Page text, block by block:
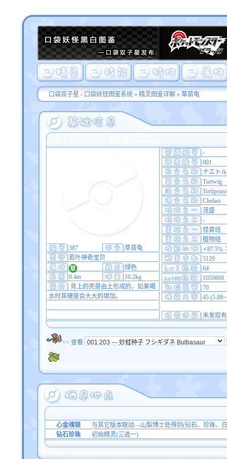
口袋双子星 - 口袋妖怪图鉴系统» 精灵图鉴详解» 草苗龟
-
001
ナエトル
Turtwig
Chelast
茂盛
-
怪兽组
植物组
5120
64
1059860
70
45
未发现
387
草苗龟
若叶神奇宝贝
绿色
0.4m
10.2kg
背上的壳是由土形成的，如果喝
水时其硬度会大大的增加。
<< 查看
心金魂银
与其它版本联动—山梨博士处得到(钻石、珍珠、
钻石珍珠
初始精灵(三选一)